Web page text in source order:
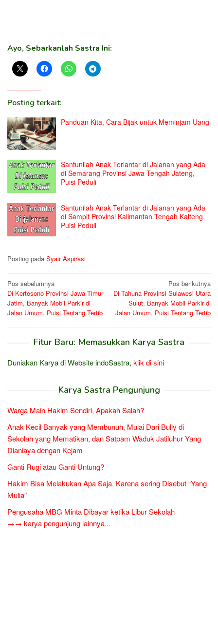
Ayo, Sebarkanlah Sastra Ini:
Posting terkait:
Panduan Kita, Cara Bijak untuk Meminjam Uang
Santunilah Anak Terlantar di Jalanan yang Ada
di Semarang Provinsi Jawa Tengah Jateng,
Puisi Peduli
Santunilah Anak Terlantar di Jalanan yang Ada
di Sampit Provinsi Kalimantan Tengah Kalteng,
Puisi Peduli
Posting pada Syair Aspirasi
Navigasi
pos
Pos sebelumnya
Di Kertosono Provinsi Jawa Timur
Jatim, Banyak Mobil Parkir di
Jalan Umum, Puisi Tentang Tertib
Pos berikutnya
Di Tahuna Provinsi Sulawesi Utara
Sulut, Banyak Mobil Parkir di
Jalan Umum, Puisi Tentang Tertib
Fitur Baru: Memasukkan Karya Sastra
Duniakan Karya di Website indoSastra, klik di sini
Karya Sastra Pengunjung
Warga Main Hakim Sendiri, Apakah Salah?
Anak Kecil Banyak yang Membunuh, Mulai Dari Bully di
Sekolah yang Mematikan, dan Satpam Waduk Jatiluhur Yang
Dianiaya dengan Kejam
Ganti Rugi atau Ganti Untung?
Hakim Bisa Melakukan Apa Saja, Karena sering Disebut “Yang
Mulia”
Pengusaha MBG Minta Dibayar ketika Libur Sekolah
→→ karya pengunjung lainnya...